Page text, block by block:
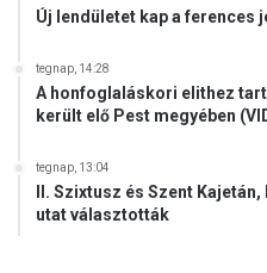
Új lendületet kap a ferences
tegnap, 14:28
A honfoglaláskori elithez
került elő Pest megyében
tegnap, 13:04
II. Szixtusz és Szent
utat választották